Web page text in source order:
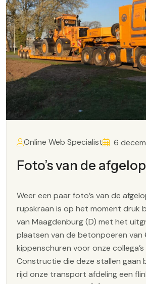
Online Web Specialist 6
Foto’s van de
Weer een paar foto’s van de
rupskraan is op het moment druk
van Maagdenburg (D) met het
plaatsen van de betonpoeren van
kippenschuren voor onze
Constructie die deze stallen gaan
rijd onze transport afdeling een